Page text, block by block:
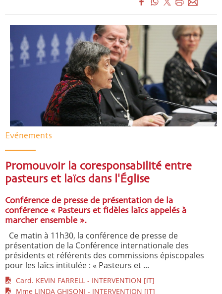
Evénements
Promouvoir la coresponsabilité entre
pasteurs et laïcs dans l'Église
Conférence de presse de présentation de la
conférence « Pasteurs et fidèles laïcs appelés à
marcher ensemble ».
Ce matin à 11h30, la conférence de presse de
présentation de la Conférence internationale des
présidents et référents des commissions épiscopales
pour les laïcs intitulée : « Pasteurs et ...
Card. KEVIN FARRELL - INTERVENTION [IT]
Mme LINDA GHISONI - INTERVENTION [IT]